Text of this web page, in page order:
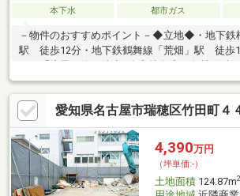
本下水
都市ガス
－物件のおすすめポイント－◆立地◆・地下鉄
駅 徒歩12分・地下鉄鶴舞線「荒畑」駅 徒歩
37.15坪)！・前面道路は南側幅員約4.5ｍ、東
環境◆・御劔小学校 徒歩6分・瑞穂ヶ丘中学
山保育園 徒歩7分・マックスバリュ瑞穂桜山
ルハドラッグ滝子店 徒歩4分・ファミリーマ
目店 徒歩5分※建築条件無し、お好きなハウス
れます！
愛知県名古屋市瑞穂区竹田町４
4,390万円
（坪単価:-）
土地面積124.87m2